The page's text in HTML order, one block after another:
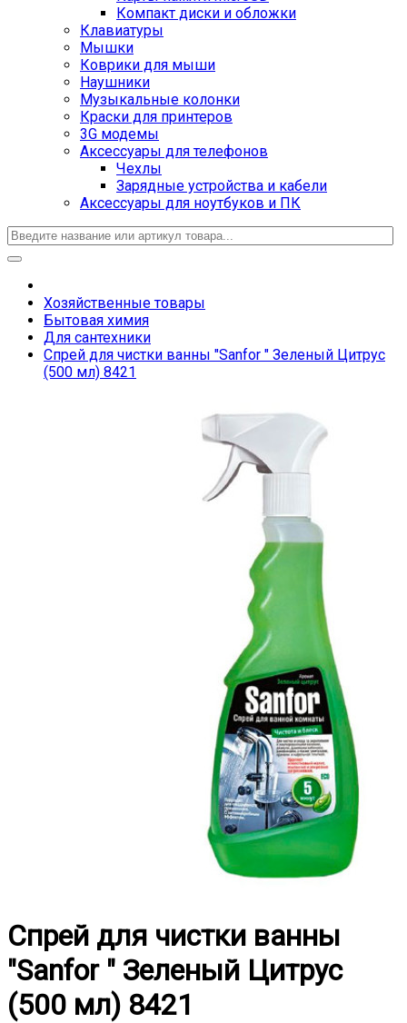
Компакт диски и обложки
Клавиатуры
Мышки
Коврики для мыши
Наушники
Музыкальные колонки
Краски для принтеров
3G модемы
Аксессуары для телефонов
Чехлы
Зарядные устройства и кабели
Аксессуары для ноутбуков и ПК
Хозяйственные товары
Бытовая химия
Для сантехники
Спрей для чистки ванны "Sanfor " Зеленый Цитрус
(500 мл) 8421
Спрей для чистки ванны
"Sanfor " Зеленый Цитрус
(500 мл) 8421